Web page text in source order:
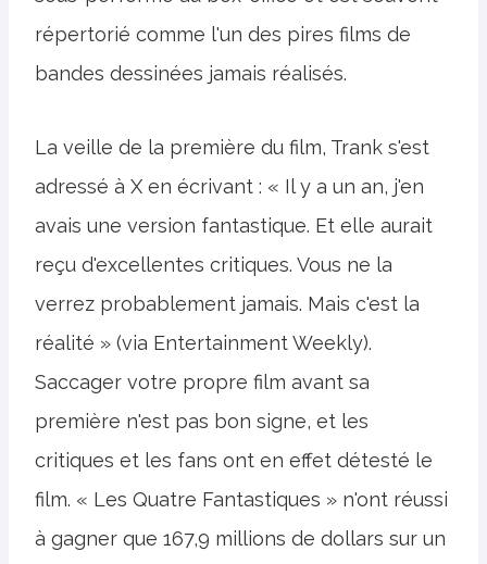
répertorié comme l'un des pires films de
bandes dessinées jamais réalisés.
La veille de la première du film, Trank s'est
adressé à X en écrivant : « Il y a un an, j'en
avais une version fantastique. Et elle aurait
reçu d'excellentes critiques. Vous ne la
verrez probablement jamais. Mais c'est la
réalité » (via Entertainment Weekly).
Saccager votre propre film avant sa
première n'est pas bon signe, et les
critiques et les fans ont en effet détesté le
film. « Les Quatre Fantastiques » n'ont réussi
à gagner que 167,9 millions de dollars sur un